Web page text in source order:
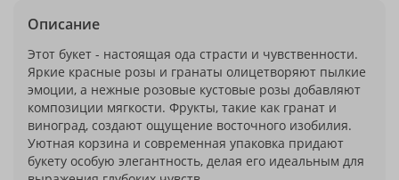
Описание
Этот букет - настоящая ода страсти и чувственности.
Яркие красные розы и гранаты олицетворяют пылкие
эмоции, а нежные розовые кустовые розы добавляют
композиции мягкости. Фрукты, такие как гранат и
виноград, создают ощущение восточного изобилия.
Уютная корзина и современная упаковка придают
букету особую элегантность, делая его идеальным для